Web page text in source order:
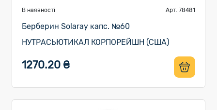
В наявності Арт. 78481
Берберин Solaray капс. №60
НУТРАСЬЮТИКАЛ КОРПОРЕЙШН (США)
1270.20 ₴